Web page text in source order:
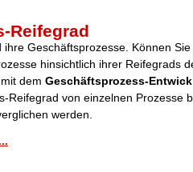
Reifegrad
ihre Geschäftsprozesse. Können
hinsichtlich ihrer Reifegrads
dem Geschäftsprozess-
Reifegrad von einzelnen Prozesse
werden.